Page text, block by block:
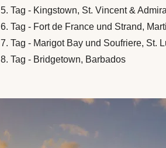
5. Tag - Kingstown, St. Vincent &
6. Tag - Fort de France und Strand,
7. Tag - Marigot Bay und Soufriere, St.
8. Tag - Bridgetown, Barbados